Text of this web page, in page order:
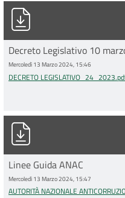
DECRETO
Decreto Legislativo 10
Mercoledì 13 Marzo 2024, 15:46
DECRETO
AUTORITÀ NAZIONALE
Linee Guida ANAC
Mercoledì 13 Marzo 2024, 15:47
AUTORITÀ NAZIONALE